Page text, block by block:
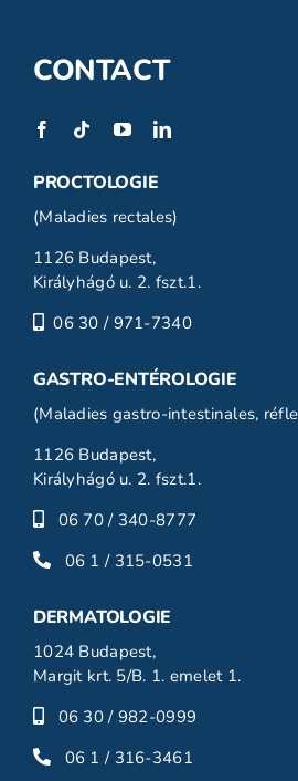
CONTACT
PROCTOLOGIE
(Maladies rectales)
1126 Budapest,
Királyhágó u. 2. fszt.1.
06 30 / 971-7340
GASTRO-ENTÉROLOGIE
(Maladies gastro-intestinales,
1126 Budapest,
Királyhágó u. 2. fszt.1.
06 70 / 340-8777
06 1 / 315-0531
DERMATOLOGIE
1024 Budapest,
Margit krt. 5/B. 1. emelet 1.
06 30 / 982-0999
06 1 / 316-3461